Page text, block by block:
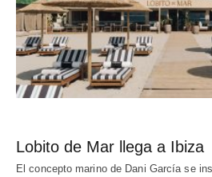
Lobito de Mar llega a Ibiza
El concepto marino de Dani García se